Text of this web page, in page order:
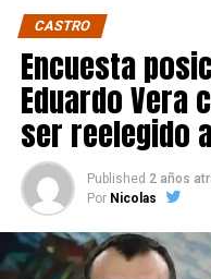
CASTRO
Encuesta
Eduardo Vera
ser reelegido
Published 2 años
Por Nicolas